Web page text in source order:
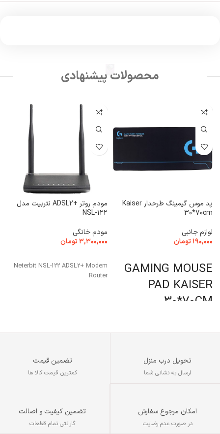
محصولات پیشنهادی
پد موس گیمینگ طرحدار Kaiser
30*70cm
لوازم جانبی
۱۹۰,۰۰۰تومان
GAMING MOUSE
PAD KAISER
30*70CM
مودم روتر +ADSL2 نتربیت مدل
NSL-122
مودم خانگی
۳,۳۰۰,۰۰۰تومان
Neterbit NSL-122 ADSL2+ Modem
Router
تحویل درب منزل
ارسال به نشانی شما
تضمین قیمت
کمترین قیمت کالا ها
امکان مرجوع سفارش
در صورت عدم رضایت
تضمین کیفیت و اصالت
گارانتی تمام قطعات